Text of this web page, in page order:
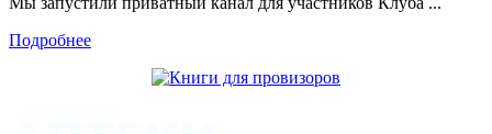
Подробнее